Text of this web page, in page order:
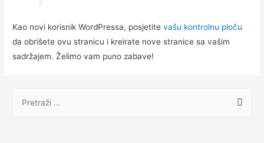
Kao novi korisnik WordPressa, posjetitevašu kontrolnu ploču
da obrišete ovu stranicu i kreirate nove stranice sa vašim
sadržajem. Želimo vam puno zabave!